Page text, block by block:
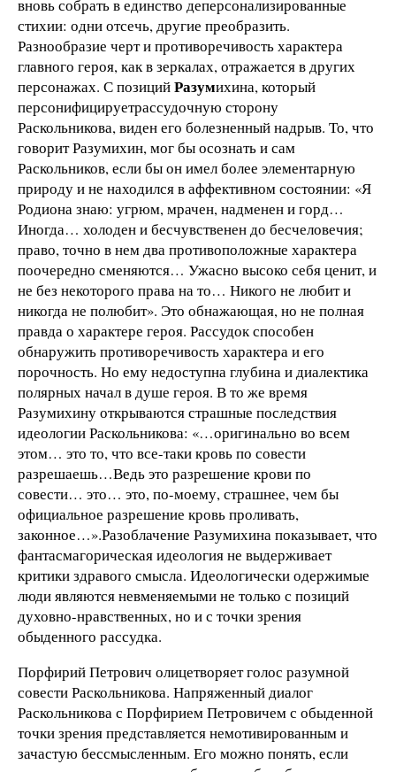
вновь собрать в единство деперсонализированные
стихии: одни отсечь, другие преобразить.
Разнообразие черт и противоречивость характера
главного героя, как в зеркалах, отражается в других
персонажах. С позицийРазумихина, который
персонифицируетрассудочную сторону
Раскольникова, виден его болезненный надрыв. То, что
говорит Разумихин, мог бы осознать и сам
Раскольников, если бы он имел более элементарную
природу и не находился в аффективном состоянии: «Я
Родиона знаю: угрюм, мрачен, надменен и горд…
Иногда… холоден и бесчувственен до бесчеловечия;
право, точно в нем два противоположные характера
поочередно сменяются… Ужасно высоко себя ценит, и
не без некоторого права на то… Никого не любит и
никогда не полюбит». Это обнажающая, но не полная
правда о характере героя. Рассудок способен
обнаружить противоречивость характера и его
порочность. Но ему недоступна глубина и диалектика
полярных начал в душе героя. В то же время
Разумихину открываются страшные последствия
идеологии Раскольникова: «…оригинально во всем
этом… это то, что все-таки кровь по совести
разрешаешь…Ведь это разрешение крови по
совести… это… это, по-моему, страшнее, чем бы
официальное разрешение кровь проливать,
законное…».Разоблачение Разумихина показывает, что
фантасмагорическая идеология не выдерживает
критики здравого смысла. Идеологически одержимые
люди являются невменяемыми не только с позиций
духовно-нравственных, но и с точки зрения
обыденного рассудка.
Порфирий Петрович олицетворяет голос разумной
совести Раскольникова. Напряженный диалог
Раскольникова с Порфирием Петровичем с обыденной
точки зрения представляется немотивированным и
зачастую бессмысленным. Его можно понять, если